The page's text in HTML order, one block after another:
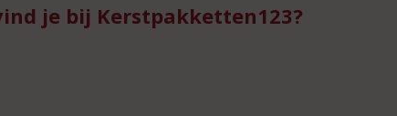
je bij Kerstpakketten123?